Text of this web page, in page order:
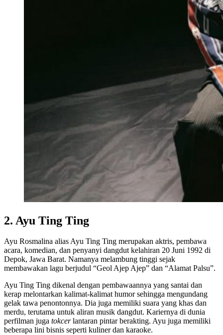
2. Ayu Ting Ting
Ayu Rosmalina alias Ayu Ting Ting merupakan aktris, pembawa
acara, komedian, dan penyanyi dangdut kelahiran 20 Juni 1992 di
Depok, Jawa Barat. Namanya melambung tinggi sejak
membawakan lagu berjudul “Geol Ajep Ajep” dan “Alamat Palsu”.
Ayu Ting Ting dikenal dengan pembawaannya yang santai dan
kerap melontarkan kalimat-kalimat humor sehingga mengundang
gelak tawa penontonnya. Dia juga memiliki suara yang khas dan
merdu, terutama untuk aliran musik dangdut. Kariernya di dunia
perfilman juga tokcerlantaran pintar berakting. Ayu juga memiliki
beberapa lini bisnis seperti kuliner dan karaoke.